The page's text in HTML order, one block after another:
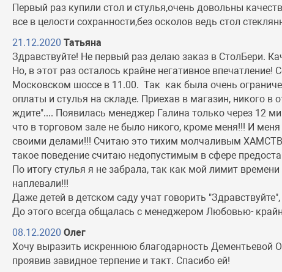
Первый раз купили стол и стулья,очень довольны
все в целости сохранности,без осколов ведь стол
21.12.2020 Татьяна
Здравствуйте! Не первый раз делаю заказ в СтолБери.
Но, в этот раз осталось крайне негативное
Московском шоссе в 11.00. Так как была очень
оплаты и стулья на складе. Приехав в магазин, никого в
ждите".... Появилась менеджер Галина только через 12
что в торговом зале не было никого, кроме меня!!! И
своими делами!!! Считаю это тихим молчаливым
такое поведение считаю недопустимым в сфере
По итогу стулья я не забрала, так как мой лимит
наплевали!!!
Даже детей в детском саду учат говорить
До этого всегда общалась с менеджером Любовью-
08.12.2020 Олег
Хочу выразить искреннюю благодарность Дементьевой
проявив завидное терпение и такт. Спасибо ей!